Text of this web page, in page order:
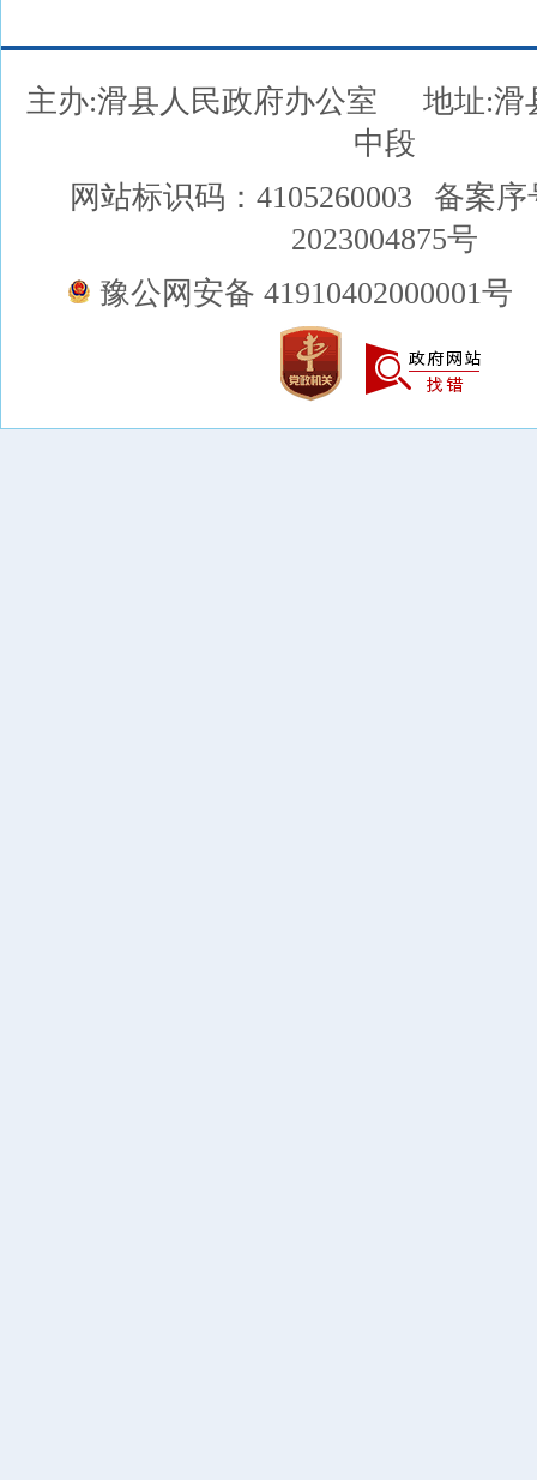
主办:滑县人民政府办公室
地址:滑
中段
网站标识码：4105260003
备案序
2023004875号
豫公网安备 41910402000001号